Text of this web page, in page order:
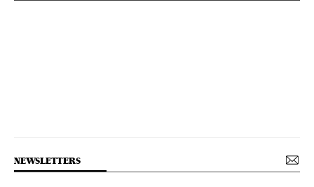
NEWSLETTERS